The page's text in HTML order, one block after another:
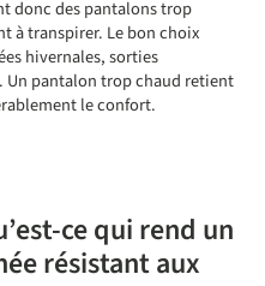
donc des pantalons trop
à transpirer. Le bon choix
hivernales, sorties
Un pantalon trop chaud retient
le confort.
ce qui rend un
résistant aux